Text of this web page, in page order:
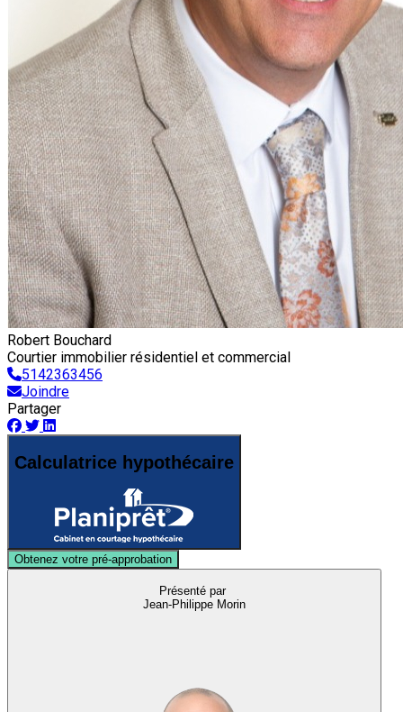
Robert Bouchard
Courtier immobilier résidentiel et commercial
5142363456
Joindre
Partager
Calculatrice hypothécaire
Obtenez votre pré-approbation
Présenté par
Jean-Philippe Morin